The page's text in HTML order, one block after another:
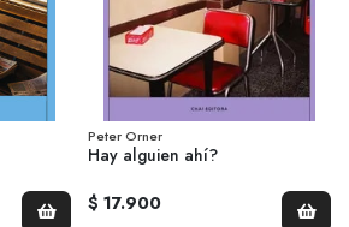
Peter Orner
Hay alguien ahí?
$ 17.900